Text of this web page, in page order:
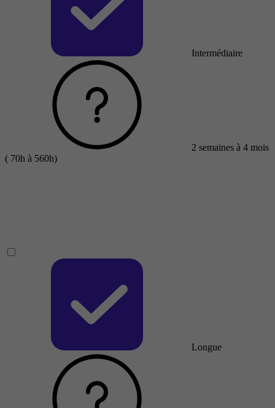
Intermédiaire
2 semaines à 4 mois
( 70h à 560h)
Longue